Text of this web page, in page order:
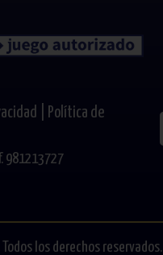
|
Política de
981213727
los derechos reservados.